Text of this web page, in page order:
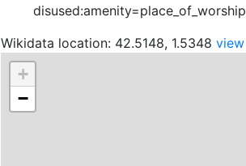
Wikidata location: 42.5148, 1.5348
+
−